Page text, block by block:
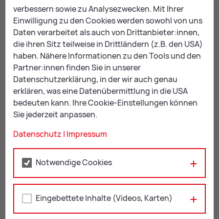
Die Winkelfeldbrücke verbindet die Innenstadt mit dem Stadtteil
verbessern sowie zu Analysezwecken. Mit Ihrer
Einwilligung zu den Cookies werden sowohl von uns
Daten verarbeitet als auch von Drittanbieter:innen,
die ihren Sitz teilweise in Drittländern (z.B. den USA)
haben. Nähere Informationen zu den Tools und den
Partner:innen finden Sie in unserer
Datenschutzerklärung, in der wir auch genau
erklären, was eine Datenübermittlung in die USA
bedeuten kann. Ihre Cookie-Einstellungen können
Sie jederzeit anpassen.
Datenschutz | Impressum
Notwendige Cookies
Eingebettete Inhalte (Videos, Karten)